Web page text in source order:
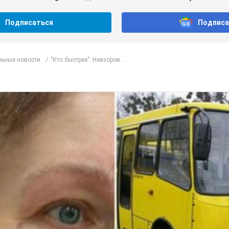
Подписаться
новости "Кто быстрее": Невзоров...